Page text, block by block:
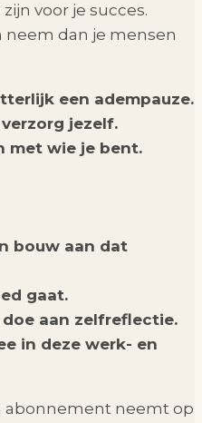
voor je succes.
neem dan je mensen
een adempauze.
jezelf.
met wie je bent.
bouw aan dat
gaat.
aan zelfreflectie.
in deze werk- en
abonnement neemt op